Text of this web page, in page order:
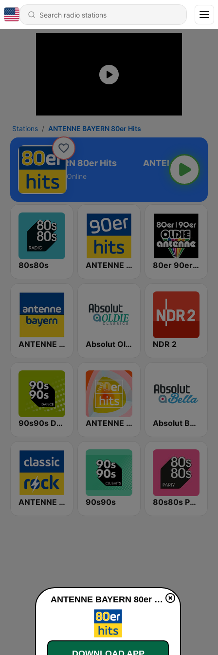
Stations ANTENNE BAYERN 80er Hits
BAYERN 80er Hits
Online
80s80s ANTENNE BAYERN 90er Hits 80er 90er OLDIE ANTENNE
ANTENNE BAYERN Absolut Oldies Classics NDR 2
90s90s Dance ANTENNE BAYERN 70er Hits Absolut Bella
ANTENNE BAYERN Classic Rock 90s90s 80s80s Party
ANTENNE BAYERN 80er Hits live